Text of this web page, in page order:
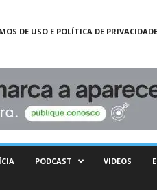
DE USO E POLÍTICA DE PRIVACIDADE
PODCAST VIDEOS